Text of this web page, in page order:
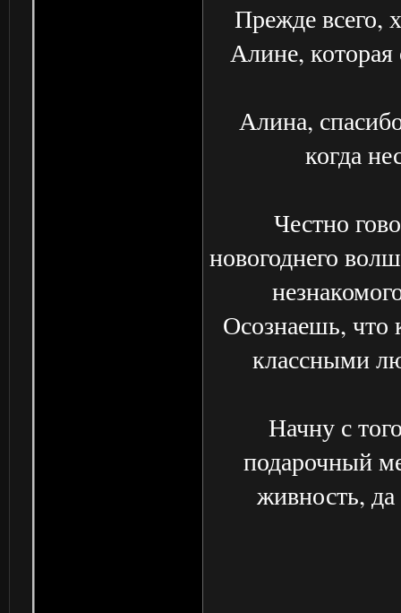
Прежде всего,
Алине, которая
Алина,
когда
Честно
новогоднего
Осознаешь, что
классными
Начну с
подарочный
живность,